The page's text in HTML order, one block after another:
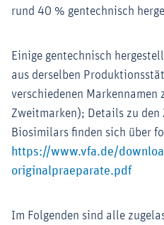
rund 40 % gentechnisch
Einige gentechnisch
aus derselben
verschiedenen Markennamen
Zweitmarken); Details zu den
Biosimilars finden sich über
https://www.vfa.de/
originalpraeparate.pdf
Im Folgenden sind alle